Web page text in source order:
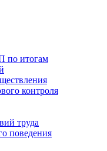
по итогам
контроля
труда
поведения